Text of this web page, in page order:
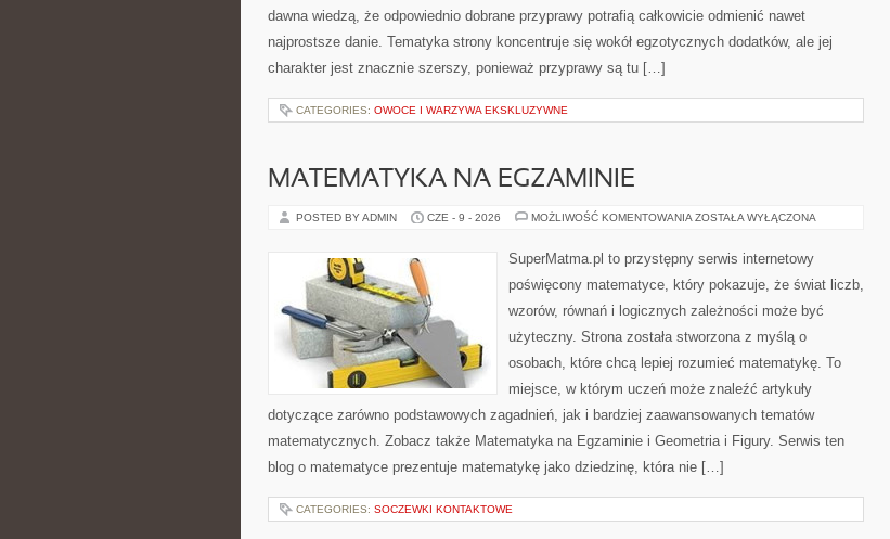
dawna wiedzą, że odpowiednio dobrane przyprawy potrafią całkowicie odmienić nawet
najprostsze danie. Tematyka strony koncentruje się wokół egzotycznych dodatków, ale jej
charakter jest znacznie szerszy, ponieważ przyprawy są tu […]
CATEGORIES: OWOCE I WARZYWA EKSKLUZYWNE
MATEMATYKA NA EGZAMINIE
POSTED BY ADMIN CZE - 9 - 2026 MOŻLIWOŚĆ KOMENTOWANIA MATEMATYKA
ZOSTAŁA WYŁĄCZONA
SuperMatma.pl to przystępny serwis internetowy
poświęcony matematyce, który pokazuje, że świat liczb,
wzorów, równań i logicznych zależności może być
użyteczny. Strona została stworzona z myślą o
osobach, które chcą lepiej rozumieć matematykę. To
miejsce, w którym uczeń może znaleźć artykuły
dotyczące zarówno podstawowych zagadnień, jak i bardziej zaawansowanych tematów
matematycznych. Zobacz także Matematyka na Egzaminie i Geometria i Figury. Serwis ten
blog o matematyce prezentuje matematykę jako dziedzinę, która nie […]
CATEGORIES: SOCZEWKI KONTAKTOWE